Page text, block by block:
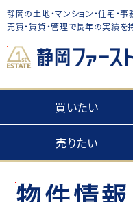
静岡の土地・マンション・住宅・
売買・賃貸・管理で長年の実績
買いたい
売りたい